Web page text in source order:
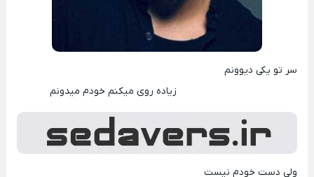
سر تو یکی دیوونم
زیاده روی میکنم خودم میدونم
ولی دست خودم نیست